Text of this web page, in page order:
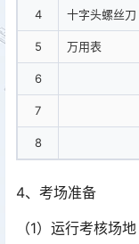
4 十字头螺丝刀
5 万用表
6
7
8
4、考场准备
（1）运行考核场地